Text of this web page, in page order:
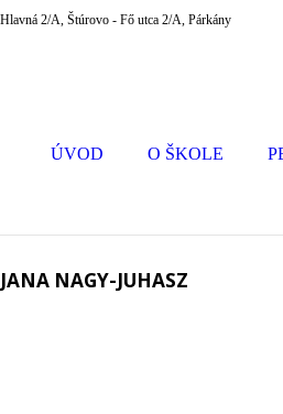
Hlavná 2/A, Štúrovo - Fő utca 2/A, Párkány
ÚVOD O ŠKOLE
JANA NAGY-JUHASZ